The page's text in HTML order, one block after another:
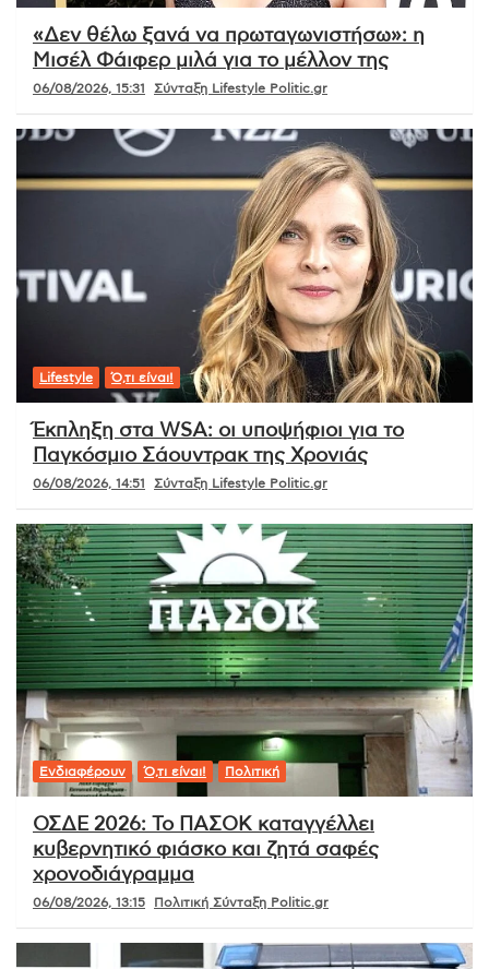
«Δεν θέλω ξανά να πρωταγωνιστήσω»: η
Μισέλ Φάιφερ μιλά για το μέλλον της
06/08/2026, 15:31 Σύνταξη Lifestyle Politic.gr
Lifestyle Ό,τι είναι!
Έκπληξη στα WSA: οι υποψήφιοι για το
Παγκόσμιο Σάουντρακ της Χρονιάς
06/08/2026, 14:51 Σύνταξη Lifestyle Politic.gr
Ενδιαφέρουν Ό,τι είναι! Πολιτική
ΟΣΔΕ 2026: Το ΠΑΣΟΚ καταγγέλλει
κυβερνητικό φιάσκο και ζητά σαφές
χρονοδιάγραμμα
06/08/2026, 13:15 Πολιτική Σύνταξη Politic.gr